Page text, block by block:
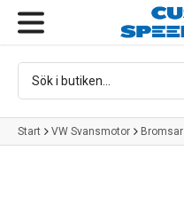
Start VW Svansmotor Bromsar